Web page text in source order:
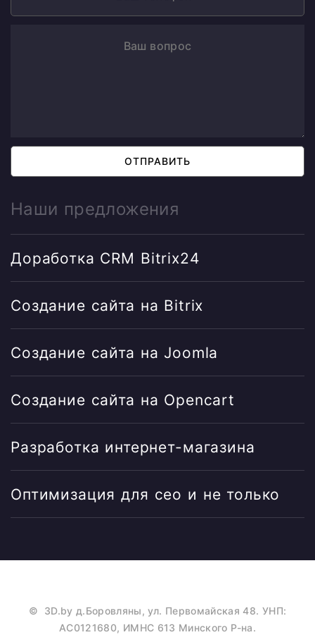
ОТПРАВИТЬ
Наши предложения
Доработка CRM Bitrix24
Создание сайта на Bitrix
Создание сайта на Joomla
Создание сайта на Opencart
Разработка интернет-магазина
Оптимизация для сео и не только
© 3D.by д.Боровляны, ул. Первомайская 48. УНП:
AC0121680, ИМНС 613 Минского Р-на.